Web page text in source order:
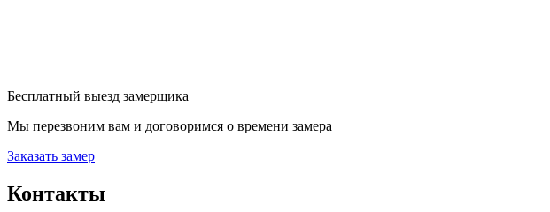
Бесплатный выезд замерщика
Мы перезвоним вам и договоримся о времени замера
Заказать замер
Контакты